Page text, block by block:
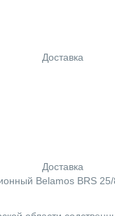
Доставка
Доставка
Belamos BRS